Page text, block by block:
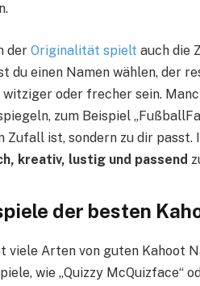
der Originalität spielt auch die
du einen Namen wählen, der
oder frecher sein.
zum Beispiel
Zufall ist, sondern zu dir
kreativ, lustig und passend
der besten
viele Arten von guten Kahoot
wie „Quizzy McQuizface“